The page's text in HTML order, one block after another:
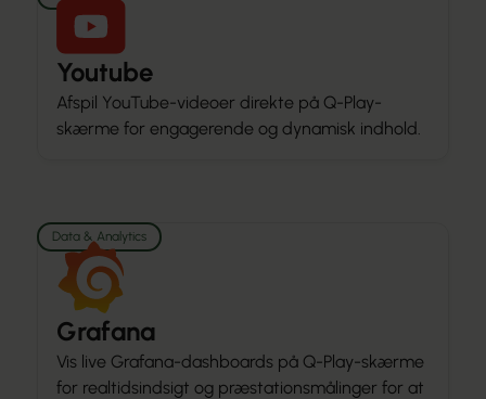
Youtube
Afspil YouTube-videoer direkte på Q-Play-
skærme for engagerende og dynamisk indhold.
Data & Analytics
Grafana
Vis live Grafana-dashboards på Q-Play-skærme
for realtidsindsigt og præstationsmålinger for at